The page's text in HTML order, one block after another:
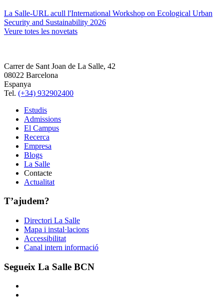
La Salle-URL acull l'International Workshop on Ecological Urban
Security and Sustainability 2026
Veure totes les novetats
Carrer de Sant Joan de La Salle, 42
08022 Barcelona
Espanya
Tel. (+34) 932902400
Estudis
Admissions
El Campus
Recerca
Empresa
Blogs
La Salle
Contacte
Actualitat
T’ajudem?
Directori La Salle
Mapa i instal·lacions
Accessibilitat
Canal intern informació
Segueix La Salle BCN